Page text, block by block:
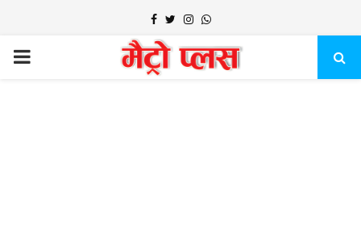
Facebook
TwitterInstagram
Whatsapp
PRIMARY